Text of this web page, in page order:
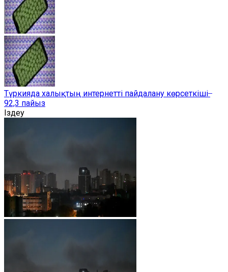
Түркияда халықтың интернетті пайдалану көрсеткіші ̶
92,3 пайыз
Іздеу